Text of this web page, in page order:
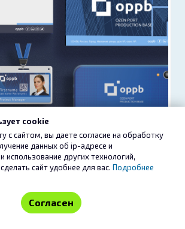
cookie
с сайтом, вы даете согласие на обработку
данных об ip-адресе и
использование других технологий,
сайт удобнее для вас. Подробнее
Согласен